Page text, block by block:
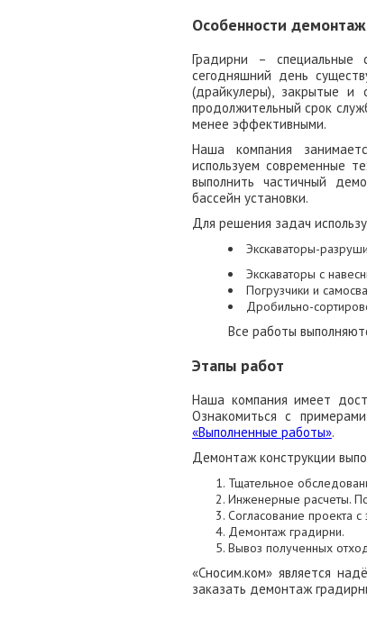
Особенности
Градирни – специальные
сегодняшний день
(драйкулеры), закрытые
продолжительный срок
менее эффективными.
Наша компания
используем современные
выполнить частичный
бассейн установки.
Для решения задач
Экскаваторы-
Экскаваторы с
Погрузчики и
Дробильно-
Все работы
Этапы работ
Наша компания имеет
Ознакомиться с
«Выполненные работы».
Демонтаж конструкции
Тщательное
Инженерные расчеты.
Согласование проекта
Демонтаж градирни.
Вывоз полученных
«Сносим.ком» является
заказать демонтаж